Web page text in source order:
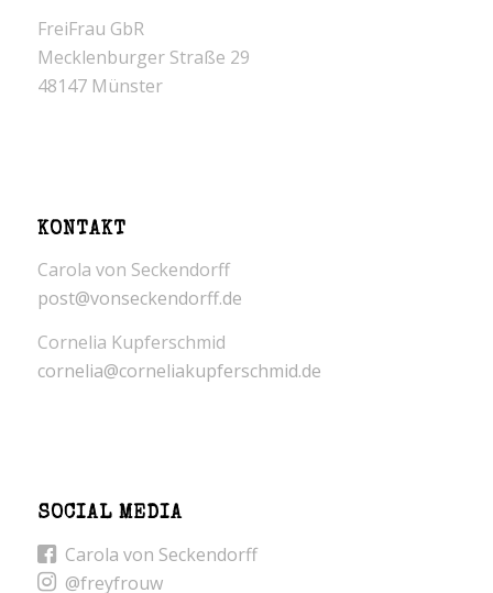
FreiFrau GbR
Mecklenburger Straße 29
48147 Münster
KONTAKT
Carola von Seckendorff
post@vonseckendorff.de
Cornelia Kupferschmid
cornelia@corneliakupferschmid.de
SOCIAL MEDIA
Carola von Seckendorff
@freyfrouw